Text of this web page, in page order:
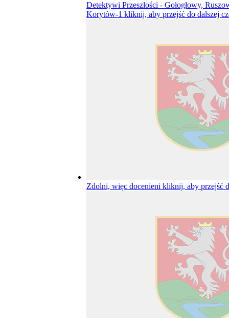
Detektywi Przeszłości - Gołogłowy,
Korytów-1 kliknij, aby przejść do dalszej
Zdolni, więc docenieni kliknij, aby przejść